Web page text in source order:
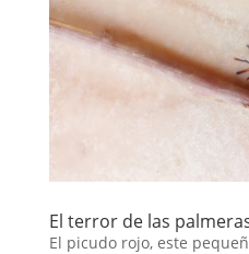
El terror de las
El picudo rojo, este